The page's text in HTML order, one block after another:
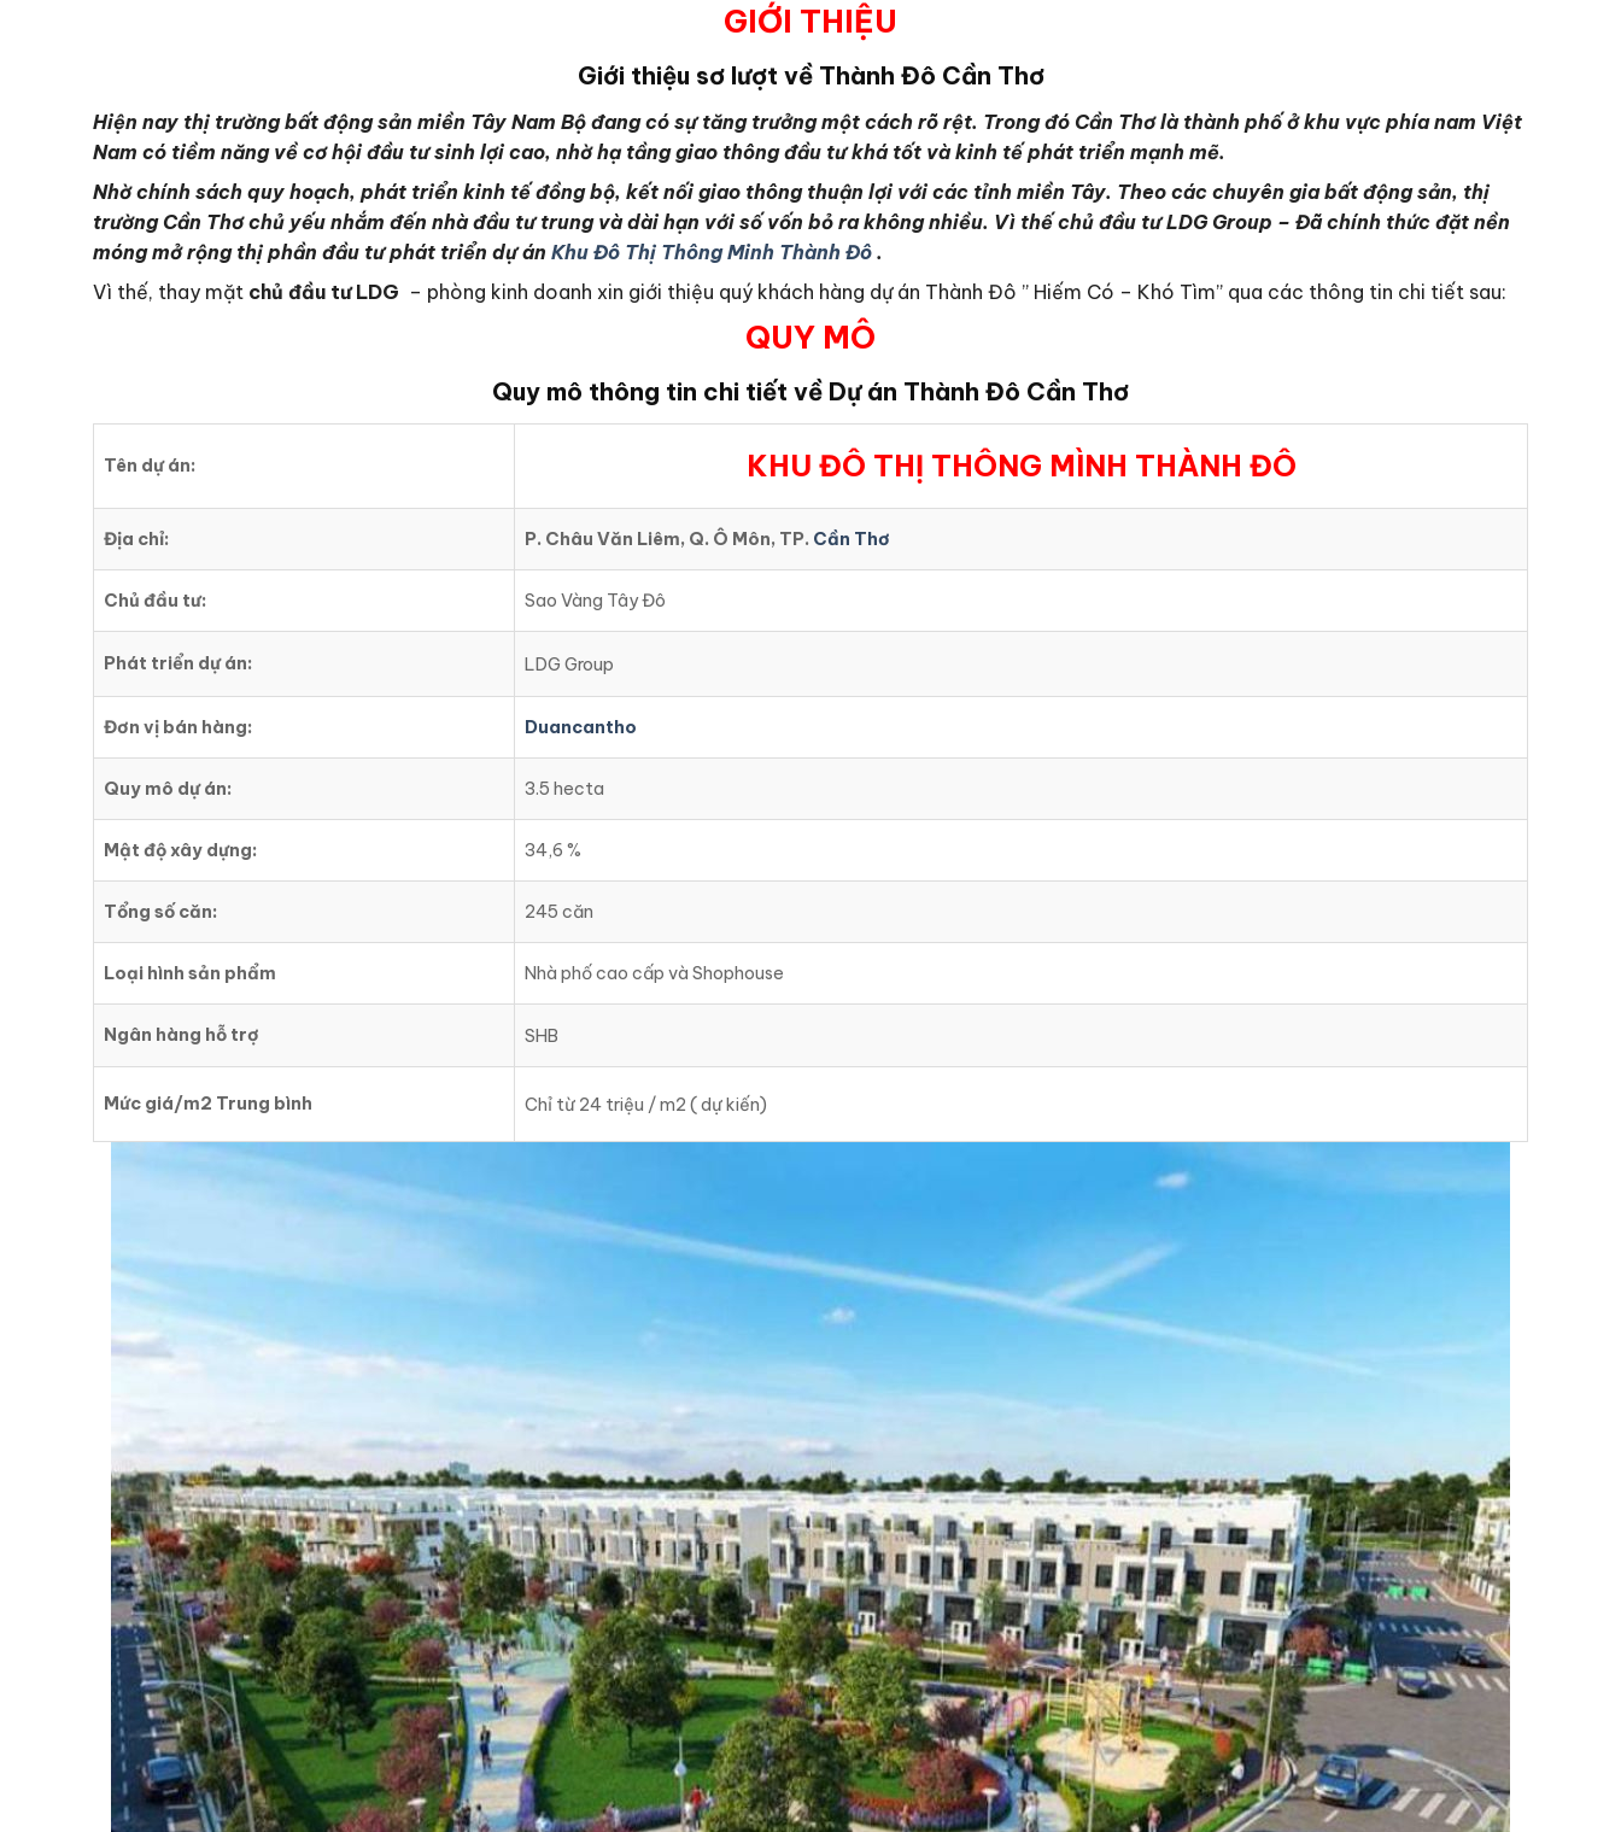
GIỚI THIỆU
Giới thiệu sơ lượt về Thành Đô Cần Thơ
Hiện nay thị trường bất động sản miền Tây Nam Bộ đang có sự tăng trưởng một cách rõ rệt. Trong đó Cần Thơ là thành phố ở khu vực phía nam Việt
Nam có tiềm năng về cơ hội đầu tư sinh lợi cao, nhờ hạ tầng giao thông đầu tư khá tốt và kinh tế phát triển mạnh mẽ.
Nhờ chính sách quy hoạch, phát triển kinh tế đồng bộ, kết nối giao thông thuận lợi với các tỉnh miền Tây. Theo các chuyên gia bất động sản, thị
trường Cần Thơ chủ yếu nhắm đến nhà đầu tư trung và dài hạn với số vốn bỏ ra không nhiều. Vì thế chủ đầu tư LDG Group – Đã chính thức đặt nền
móng mở rộng thị phần đầu tư phát triển dự án Khu Đô Thị Thông Minh Thành Đô .
Vì thế, thay mặt chủ đầu tư LDG – phòng kinh doanh xin giới thiệu quý khách hàng dự án Thành Đô ” Hiếm Có – Khó Tìm” qua các thông tin chi tiết sau:
QUY MÔ
Quy mô thông tin chi tiết về Dự án Thành Đô Cần Thơ
Tên dự án: KHU ĐÔ THỊ THÔNG MÌNH THÀNH ĐÔ
Địa chỉ: P. Châu Văn Liêm, Q. Ô Môn, TP. Cần Thơ
Chủ đầu tư: Sao Vàng Tây Đô
Phát triển dự án: LDG Group
Đơn vị bán hàng: Duancantho
Quy mô dự án: 3.5 hecta
Mật độ xây dựng: 34,6 %
Tổng số căn: 245 căn
Loại hình sản phẩm Nhà phố cao cấp và Shophouse
Ngân hàng hỗ trợ SHB
Mức giá/m2 Trung bình Chỉ từ 24 triệu / m2 ( dự kiến)